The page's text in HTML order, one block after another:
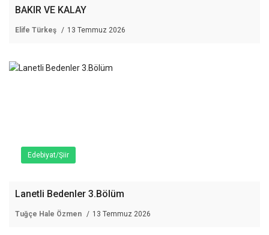
BAKIR VE KALAY
Elife Türkeş 13 Temmuz 2026
Edebiyat/Şiir
Lanetli Bedenler 3.Bölüm
Tuğçe Hale Özmen 13 Temmuz 2026